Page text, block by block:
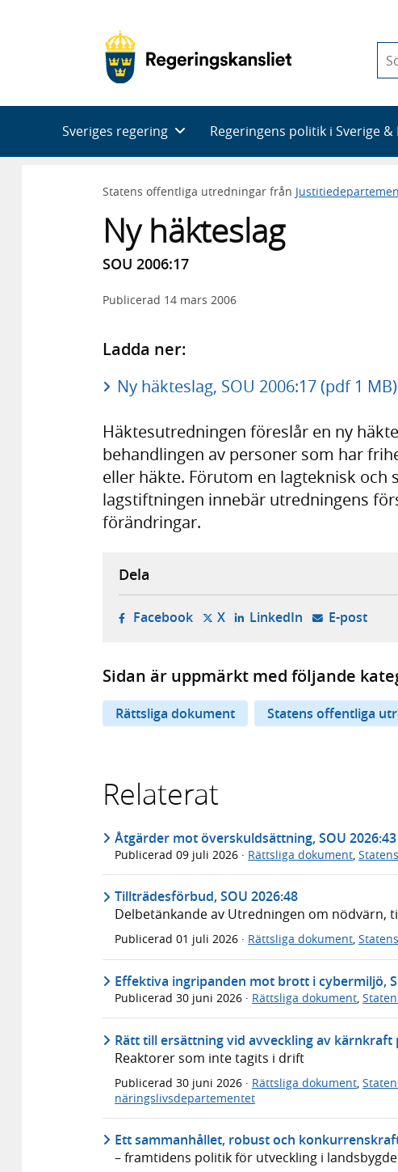
du
en
Sveriges regering Regeringens politik i Sverige &
Statens offentliga utredningar från
Ny häkteslag
SOU 2006:17
Publicerad 14 mars 2006
Ladda ner:
Ny häkteslag, SOU 2006:17 (pdf 1 MB)
Häktesutredningen föreslår en ny
behandlingen av personer som har
eller häkte. Förutom en lagteknisk och
lagstiftningen innebär utredningens
förändringar.
Dela
Facebook- öppnas i ny flik, extern
X- öppnas i ny flik, extern
LinkedIn- öppnas i ny
E-post-
Sidan är uppmärkt med följande
Rättsliga dokument Statens offentliga
Relaterat
Åtgärder mot överskuldsättning, SOU 2026:43
Publicerad 09 juli 2026 · Rättsliga dokument
Tillträdesförbud, SOU 2026:48
Delbetänkande av Utredningen om
Publicerad 01 juli 2026 · Rättsliga dokument,
Effektiva ingripanden mot brott i cybermiljö,
Publicerad 30 juni 2026 · Rättsliga dokument,
Rätt till ersättning vid avveckling av kärnkraft
Reaktorer som inte tagits i drift
Publicerad 30 juni 2026 · Rättsliga dokument
näringslivsdepartementet
Ett sammanhållet, robust och
– framtidens politik för utveckling i